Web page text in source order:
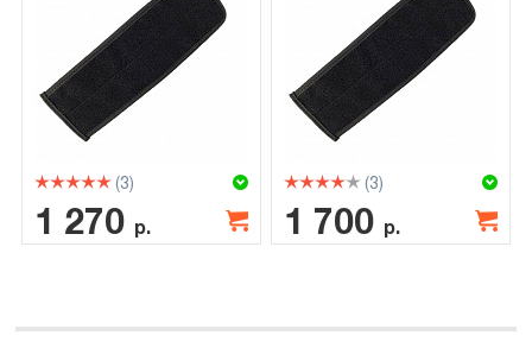
(3)
1 270 р.
(3)
1 700 р.